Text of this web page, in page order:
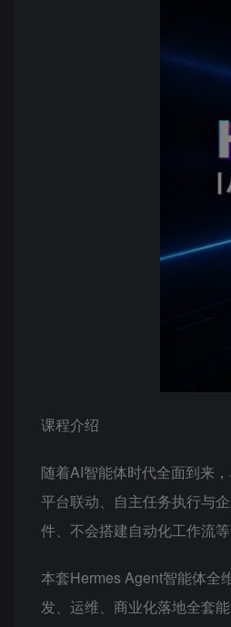
课程介绍
随着AI智能体时代全面到来
平台联动、自主任务执行与
件、不会搭建自动化工作流
本套Hermes Agent智能体全
发、运维、商业化落地全套能